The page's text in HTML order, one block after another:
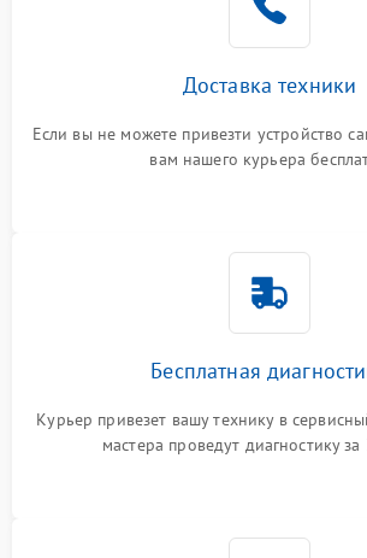
Доставка техники
Если вы не можете привезти устройство
вам нашего курьера
Бесплатная
Курьер привезет вашу технику в
мастера проведут диагностику